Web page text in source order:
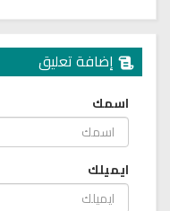
إضافة تعليق
اسمك
ايميلك